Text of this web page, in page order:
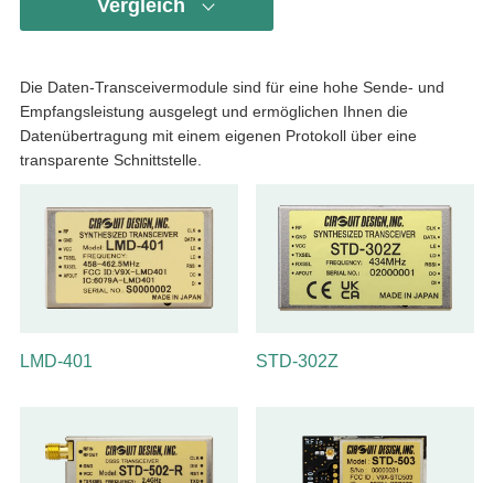
Vergleich
Die Daten-Transceivermodule sind für eine hohe Sende- und
Empfangsleistung ausgelegt und ermöglichen Ihnen die
Datenübertragung mit einem eigenen Protokoll über eine
transparente Schnittstelle.
LMD-401 STD-302Z